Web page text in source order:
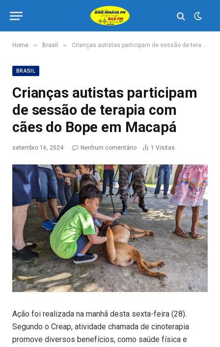
Home » Brasil » Crianças autistas participam de sessão de terapia com cães do Bope em Macapá
BRASIL
Crianças autistas participam
de sessão de terapia com
cães do Bope em Macapá
setembro 16, 2024 Nenhum comentário 1 Visitas
Ação foi realizada na manhã desta sexta-feira (28).
Segundo o Creap, atividade chamada de cinoterapia
promove diversos benefícios, como saúde física e